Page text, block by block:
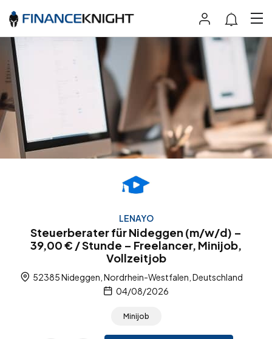
LENAYO
Steuerberater für Nideggen (m/w/d) –
39,00 € / Stunde – Freelancer, Minijob,
Vollzeitjob
52385 Nideggen, Nordrhein-Westfalen, Deutschland
04/08/2026
Minijob